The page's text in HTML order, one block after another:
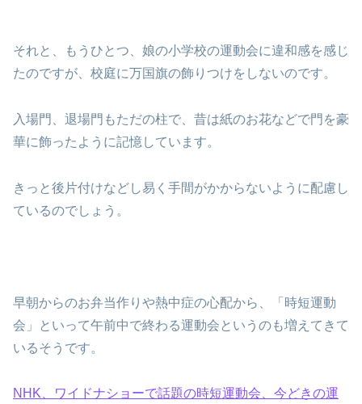
それと、もうひとつ、娘の小学校の運動会に違和感を感じ
たのですが、校庭に万国旗の飾りつけをしないのです。
入場門、退場門もただの柱で、昔は紙のお花などで門を豪
華に飾ったように記憶しています。
きっと後片付けなどし易く手間がかからないように配慮し
ているのでしょう。
早朝からのお弁当作りや熱中症の心配から、「時短運動
会」といって午前中で終わる運動会というのも増えてきて
いるそうです。
NHK、ワイドナショーで話題の時短運動会、今どきの運